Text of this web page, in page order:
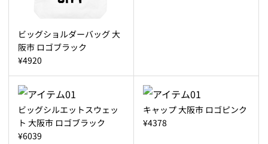
ビッグショルダーバッグ 大
阪市 ロゴブラック
¥4920
ビッグシルエットスウェッ
ト 大阪市 ロゴブラック
¥6039
キャップ 大阪市 ロゴピンク
¥4378